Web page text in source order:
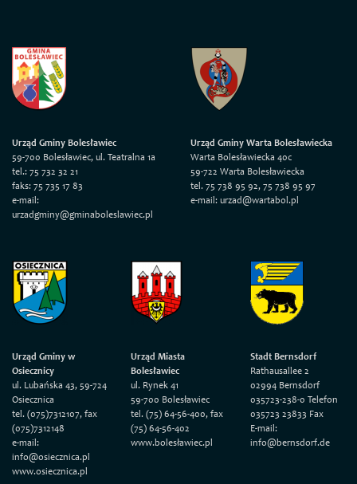
Urząd Gminy Bolesławiec
59-700 Bolesławiec, ul. Teatralna 1a
tel.: 75 732 32 21
faks: 75 735 17 83
e-mail:
urzadgminy@gminaboleslawiec.pl
Urząd Gminy Warta Bolesławiecka
Warta Bolesławiecka 40c
59-722 Warta Bolesławiecka
tel. 75 738 95 92, 75 738 95 97
e-mail: urzad@wartabol.pl
Urząd Gminy w
Osiecznicy
ul. Lubańska 43, 59-724
Osiecznica
tel. (075)7312107, fax
(075)7312148
e-mail:
info@osiecznica.pl
www.osiecznica.pl
Urząd Miasta
Bolesławiec
ul. Rynek 41
59-700 Bolesławiec
tel. (75) 64-56-400, fax
(75) 64-56-402
www.bolesławiec.pl
Stadt Bernsdorf
Rathausallee 2
02994 Bernsdorf
035723-238-0 Telefon
035723 23833 Fax
E-mail:
info@bernsdorf.de